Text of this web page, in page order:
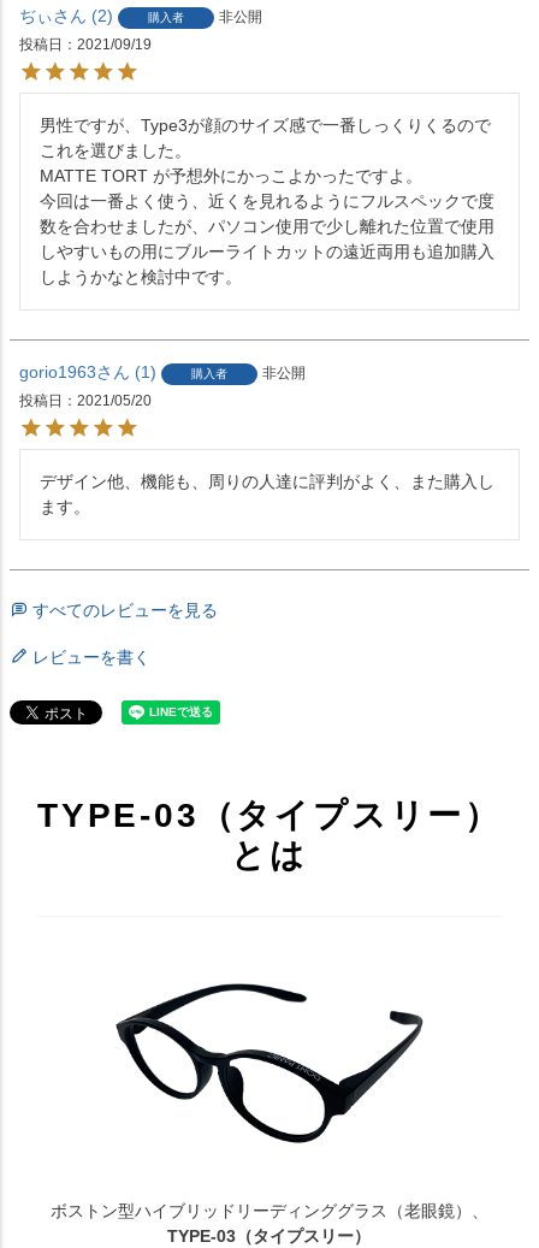
ぢぃ 2 購入者
非公開
投稿日
2021/09/19
男性ですが、Type3が顔のサイズ感で一番しっくりくるので
これを選びました。
MATTE TORT が予想外にかっこよかったですよ。
今回は一番よく使う、近くを見れるようにフルスペックで度
数を合わせましたが、パソコン使用で少し離れた位置で使用
しやすいもの用にブルーライトカットの遠近両用も追加購入
しようかなと検討中です。
gorio1963 1 購入者
非公開
投稿日
2021/05/20
デザイン他、機能も、周りの人達に評判がよく、また購入し
ます。
すべてのレビューを見る
レビューを書く
TYPE-03（タイプスリー）
とは
ボストン型ハイブリッドリーディンググラス（老眼鏡）、
TYPE-03（タイプスリー）